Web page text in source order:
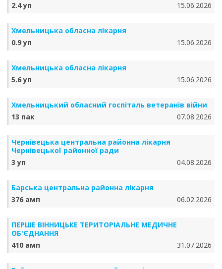
2.4 уп
15.06.2026
Хмельницька обласна лікарня
0.9 уп
15.06.2026
Хмельницька обласна лікарня
5.6 уп
15.06.2026
Хмельницький обласний госпіталь ветеранів війни
13 пак
07.08.2026
Чернівецька центральна районна лікарня
Чернівецької районної ради
3 уп
04.08.2026
Барська центральна районна лікарня
376 амп
06.02.2026
ПЕРШЕ ВІННИЦЬКЕ ТЕРИТОРІАЛЬНЕ МЕДИЧНЕ
ОБ'ЄДНАННЯ
410 амп
31.07.2026